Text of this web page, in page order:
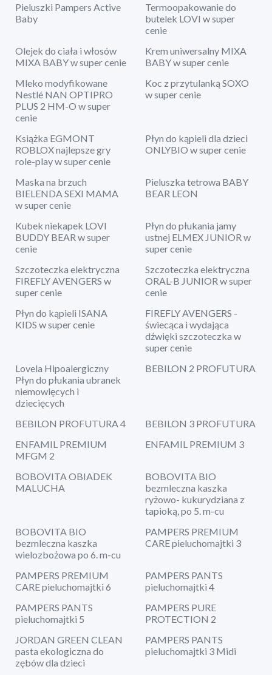
Pieluszki Pampers Active
Baby
Termoopakowanie do
butelek LOVI w super
cenie
Olejek do ciała i włosów
MIXA BABY w super cenie
Krem uniwersalny MIXA
BABY w super cenie
Mleko modyfikowane
Nestlé NAN OPTIPRO
PLUS 2 HM-O w super
cenie
Koc z przytulanką SOXO
w super cenie
Książka EGMONT
ROBLOX najlepsze gry
role-play w super cenie
Płyn do kąpieli dla dzieci
ONLYBIO w super cenie
Maska na brzuch
BIELENDA SEXI MAMA
w super cenie
Pieluszka tetrowa BABY
BEAR LEON
Kubek niekapek LOVI
BUDDY BEAR w super
cenie
Płyn do płukania jamy
ustnej ELMEX JUNIOR w
super cenie
Szczoteczka elektryczna
FIREFLY AVENGERS w
super cenie
Szczoteczka elektryczna
ORAL-B JUNIOR w super
cenie
Płyn do kąpieli ISANA
KIDS w super cenie
FIREFLY AVENGERS -
świecąca i wydająca
dźwięki szczoteczka w
super cenie
Lovela Hipoalergiczny
Płyn do płukania ubranek
niemowlęcych i
dziecięcych
BEBILON 2 PROFUTURA
BEBILON PROFUTURA 4
BEBILON 3 PROFUTURA
ENFAMIL PREMIUM
MFGM 2
ENFAMIL PREMIUM 3
BOBOVITA OBIADEK
MALUCHA
BOBOVITA BIO
bezmleczna kaszka
ryżowo- kukurydziana z
tapioką, po 5. m-cu
BOBOVITA BIO
bezmleczna kaszka
wielozbożowa po 6. m-cu
PAMPERS PREMIUM
CARE pieluchomajtki 3
PAMPERS PREMIUM
CARE pieluchomajtki 6
PAMPERS PANTS
pieluchomajtki 4
PAMPERS PANTS
pieluchomajtki 5
PAMPERS PURE
PROTECTION 2
JORDAN GREEN CLEAN
pasta ekologiczna do
zębów dla dzieci
PAMPERS PANTS
pieluchomajtki 3 Midi